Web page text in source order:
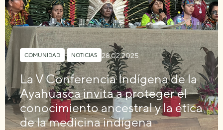
COMUNIDAD , NOTICIAS 28.02.2025
La V Conferencia Indígena de la
Ayahuasca invita a proteger el
conocimiento ancestral y la ética
de la medicina indígena